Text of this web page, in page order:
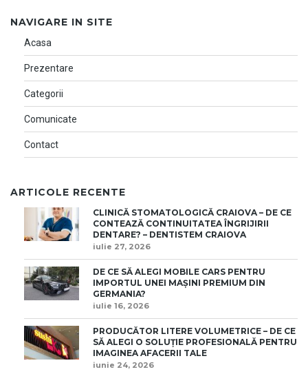
NAVIGARE IN SITE
Acasa
Prezentare
Categorii
Comunicate
Contact
ARTICOLE RECENTE
CLINICĂ STOMATOLOGICĂ CRAIOVA – DE CE
CONTEAZĂ CONTINUITATEA ÎNGRIJIRII
DENTARE? – DENTISTEM CRAIOVA
iulie 27, 2026
DE CE SĂ ALEGI MOBILE CARS PENTRU
IMPORTUL UNEI MAȘINI PREMIUM DIN
GERMANIA?
iulie 16, 2026
PRODUCĂTOR LITERE VOLUMETRICE – DE CE
SĂ ALEGI O SOLUȚIE PROFESIONALĂ PENTRU
IMAGINEA AFACERII TALE
iunie 24, 2026